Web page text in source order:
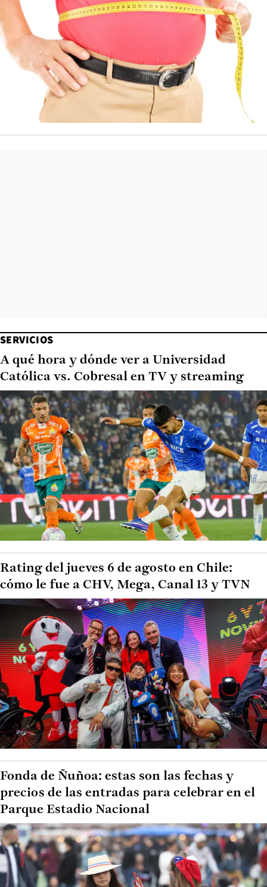
SERVICIOS
A qué hora y dónde ver a Universidad
Católica vs. Cobresal en TV y streaming
Rating del jueves 6 de agosto en Chile:
cómo le fue a CHV, Mega, Canal 13 y TVN
Fonda de Ñuñoa: estas son las fechas y
precios de las entradas para celebrar en el
Parque Estadio Nacional